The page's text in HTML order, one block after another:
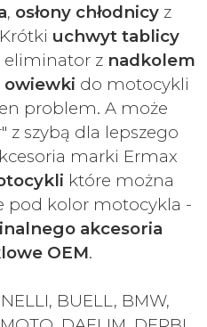
, osłony chłodnicy z
uchwyt tablicy
eliminator z nadkolem
owiewki do motocykli
problem. A może
z szybą dla lepszego
marki Ermax
które można
pod kolor motocykla -
akcesoria
OEM.
BUELL, BMW,